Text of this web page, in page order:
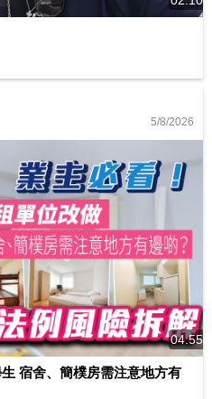
5/8/2026
04:55
宿舍、簡樸房需注意地方有